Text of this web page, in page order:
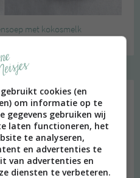
met kokosmelk
cookies (en
om informatie op te
gegevens gebruiken wij
laten functioneren, het
te analyseren,
en advertenties te
van advertenties en
diensten te verbeteren.